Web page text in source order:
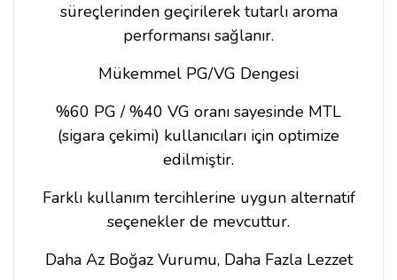
süreçlerinden geçirilerek tutarlı aroma
performansı sağlanır.
Mükemmel PG/VG Dengesi
%60 PG / %40 VG oranı sayesinde MTL
(sigara çekimi) kullanıcıları için optimize
edilmiştir.
Farklı kullanım tercihlerine uygun alternatif
seçenekler de mevcuttur.
Daha Az Boğaz Vurumu, Daha Fazla Lezzet